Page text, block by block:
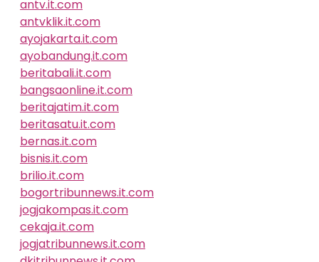
antv.it.com
antvklik.it.com
ayojakarta.it.com
ayobandung.it.com
beritabali.it.com
bangsaonline.it.com
beritajatim.it.com
beritasatu.it.com
bernas.it.com
bisnis.it.com
brilio.it.com
bogortribunnews.it.com
jogjakompas.it.com
cekaja.it.com
jogjatribunnews.it.com